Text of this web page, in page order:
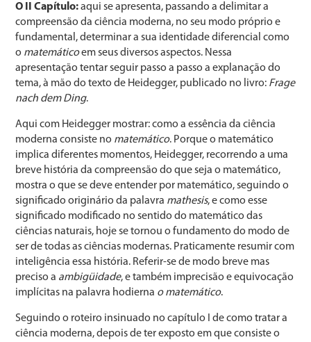
O II Capítulo:aqui se apresenta, passando a delimitar a
compreensão da ciência moderna, no seu modo próprio e
fundamental, determinar a sua identidade diferencial como
o matemáticoem seus diversos aspectos. Nessa
apresentação tentar seguir passo a passo a explanação do
tema, à mão do texto de Heidegger, publicado no livro: Frage
nach dem Ding.
Aqui com Heidegger mostrar: como a essência da ciência
moderna consiste no matemático. Porque o matemático
implica diferentes momentos, Heidegger, recorrendo a uma
breve história da compreensão do que seja o matemático,
mostra o que se deve entender por matemático, seguindo o
significado originário da palavra mathesis, e como esse
significado modificado no sentido do matemático das
ciências naturais, hoje se tornou o fundamento do modo de
ser de todas as ciências modernas. Praticamente resumir com
inteligência essa história. Referir-se de modo breve mas
preciso a ambigüidade, e também imprecisão e equivocação
implícitas na palavra hodierna o matemático.
Seguindo o roteiro insinuado no capítulo I de como tratar a
ciência moderna, depois de ter exposto em que consiste o